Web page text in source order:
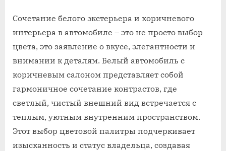
Сочетание белого экстерьера и коричневого
интерьера в автомобиле – это не просто выбор
цвета, это заявление о вкусе, элегантности и
внимании к деталям. Белый автомобиль с
коричневым салоном представляет собой
гармоничное сочетание контрастов, где
светлый, чистый внешний вид встречается с
теплым, уютным внутренним пространством.
Этот выбор цветовой палитры подчеркивает
изысканность и статус владельца, создавая